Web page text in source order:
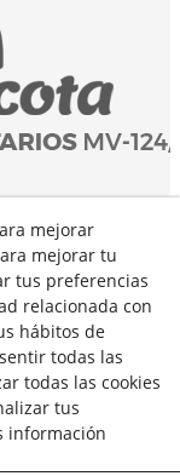
mejorar
mejorar tu
tus preferencias
relacionada con
hábitos de
todas las
todas las cookies
tus
información